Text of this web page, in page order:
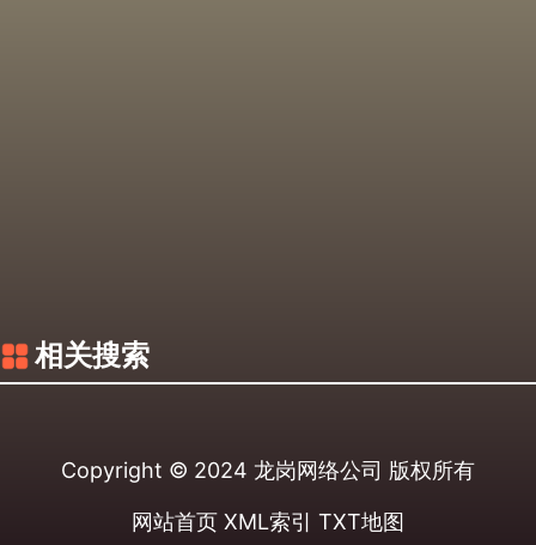
相关搜索
Copyright © 2024 龙岗网络公司 版权所有
网站首页 XML索引 TXT地图